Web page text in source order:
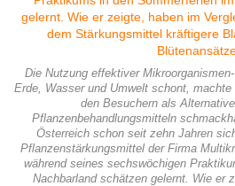
Die Nutzung effektiver
Erde, Wasser und Umwelt schont,
den Besuchern als
Pflanzenbehandlungsmitteln
Österreich schon seit zehn Jahren
Pflanzenstärkungsmittel der Firma
während seines sechswöchigen
Nachbarland schätzen gelernt. Wie er